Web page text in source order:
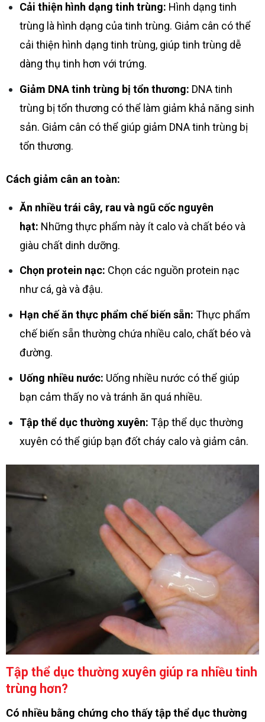
Cải thiện hình dạng tinh trùng: Hình dạng tinh
trùng là hình dạng của tinh trùng. Giảm cân có thể
cải thiện hình dạng tinh trùng, giúp tinh trùng dễ
dàng thụ tinh hơn với trứng.
Giảm DNA tinh trùng bị tổn thương: DNA tinh
trùng bị tổn thương có thể làm giảm khả năng sinh
sản. Giảm cân có thể giúp giảm DNA tinh trùng bị
tổn thương.
Cách giảm cân an toàn:
Ăn nhiều trái cây, rau và ngũ cốc nguyên
hạt: Những thực phẩm này ít calo và chất béo và
giàu chất dinh dưỡng.
Chọn protein nạc: Chọn các nguồn protein nạc
như cá, gà và đậu.
Hạn chế ăn thực phẩm chế biến sẵn: Thực phẩm
chế biến sẵn thường chứa nhiều calo, chất béo và
đường.
Uống nhiều nước: Uống nhiều nước có thể giúp
bạn cảm thấy no và tránh ăn quá nhiều.
Tập thể dục thường xuyên: Tập thể dục thường
xuyên có thể giúp bạn đốt cháy calo và giảm cân.
Tập thể dục thường xuyên giúp ra nhiều tinh
trùng hơn?
Có nhiều bằng chứng cho thấy tập thể dục thường